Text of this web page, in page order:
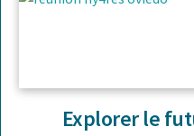
Explorer le